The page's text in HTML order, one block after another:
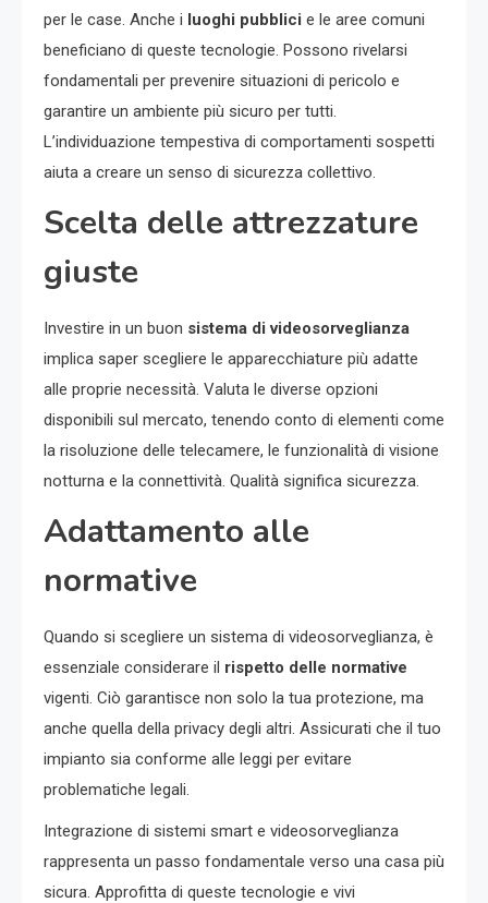
per le case. Anche i luoghi pubblici e le aree comuni
beneficiano di queste tecnologie. Possono rivelarsi
fondamentali per prevenire situazioni di pericolo e
garantire un ambiente più sicuro per tutti.
L’individuazione tempestiva di comportamenti sospetti
aiuta a creare un senso di sicurezza collettivo.
Scelta delle attrezzature
giuste
Investire in un buon sistema di videosorveglianza
implica saper scegliere le apparecchiature più adatte
alle proprie necessità. Valuta le diverse opzioni
disponibili sul mercato, tenendo conto di elementi come
la risoluzione delle telecamere, le funzionalità di visione
notturna e la connettività. Qualità significa sicurezza.
Adattamento alle
normative
Quando si scegliere un sistema di videosorveglianza, è
essenziale considerare il rispetto delle normative
vigenti. Ciò garantisce non solo la tua protezione, ma
anche quella della privacy degli altri. Assicurati che il tuo
impianto sia conforme alle leggi per evitare
problematiche legali.
Integrazione di sistemi smart e videosorveglianza
rappresenta un passo fondamentale verso una casa più
sicura. Approfitta di queste tecnologie e vivi